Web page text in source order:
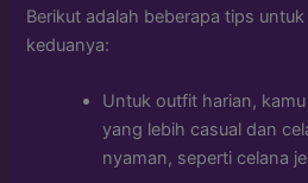
Berikut adalah beberapa tips
keduanya:
Untuk outfit harian,
yang lebih casual dan
nyaman, seperti celana